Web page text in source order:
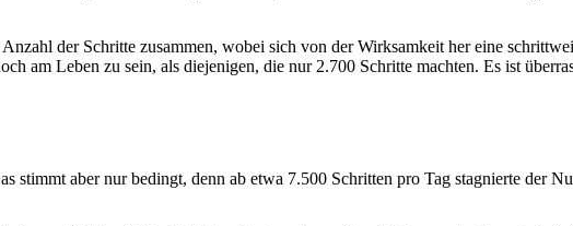
der Schritte zusammen, wobei sich von der Wirksamkeit her eine
am Leben zu sein, als diejenigen, die nur 2.700 Schritte machten. Es ist
stimmt aber nur bedingt, denn ab etwa 7.500 Schritten pro Tag stagnierte der